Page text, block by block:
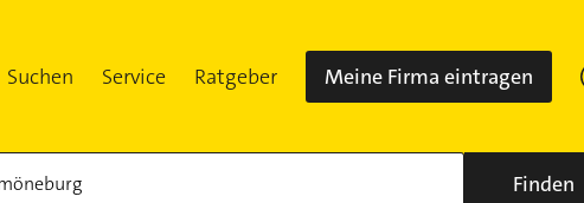
Suchen Service Ratgeber Meine Firma eintragen
Finden